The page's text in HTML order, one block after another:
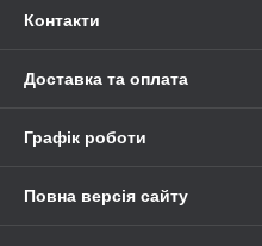
Контакти
Доставка та оплата
Графік роботи
Повна версія сайту